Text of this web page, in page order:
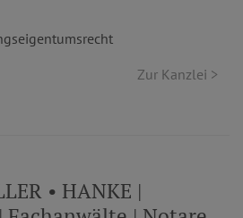
Zur Kanzlei >
• HANKE |